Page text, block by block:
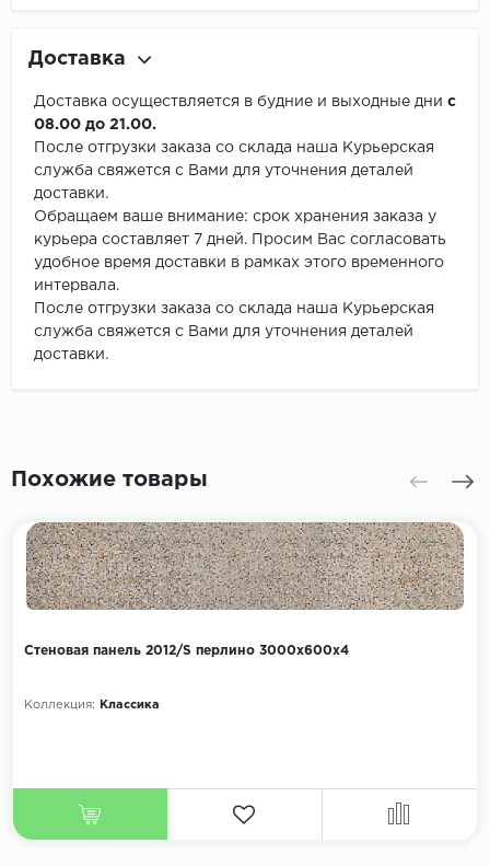
Доставка
Доставка осуществляется в будние и выходные дни с
08.00 до 21.00.
После отгрузки заказа со склада наша Курьерская
служба свяжется с Вами для уточнения деталей
доставки.
Обращаем ваше внимание: срок хранения заказа у
курьера составляет 7 дней. Просим Вас согласовать
удобное время доставки в рамках этого временного
интервала.
После отгрузки заказа со склада наша Курьерская
служба свяжется с Вами для уточнения деталей
доставки.
Похожие товары
Стеновая панель 2012/S перлино 3000х600х4
Коллекция: Классика